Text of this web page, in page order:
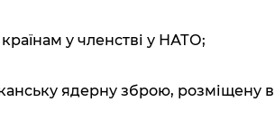
у членстві у НАТО;
ядерну зброю, розміщену